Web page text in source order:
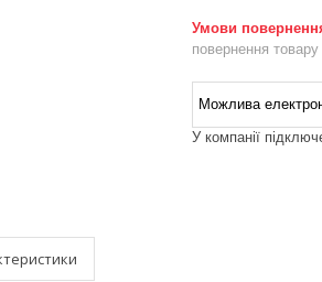
повернення
У компанії